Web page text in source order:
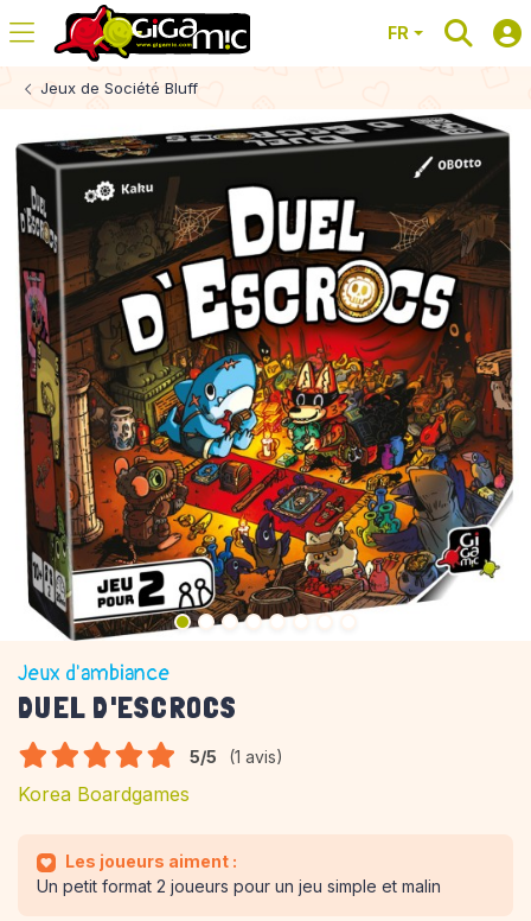
FR
Jeux de Société Bluff
Jeux d'ambiance
DUEL D'ESCROCS
5/5 (1 avis)
Korea Boardgames
Les joueurs aiment :
Un petit format 2 joueurs pour un jeu simple et malin